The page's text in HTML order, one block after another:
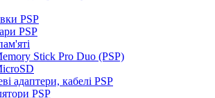
PSP
PSP
Stick Pro Duo (PSP)
адаптери, кабелі PSP
PSP